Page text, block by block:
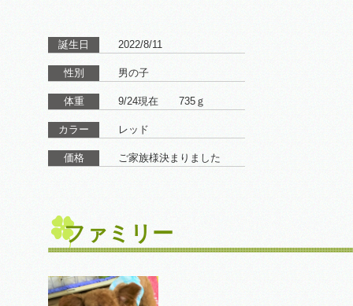
誕生日 2022/8/11
性別 男の子
体重 9/24現在 735ｇ
カラー レッド
価格 ご家族様決まりました
ファミリー